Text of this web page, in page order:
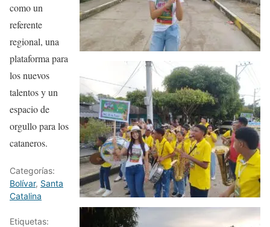
como un
referente
regional, una
plataforma para
los nuevos
talentos y un
espacio de
orgullo para los
cataneros.
Categorías:
Bolívar, Santa
Catalina
Etiquetas: